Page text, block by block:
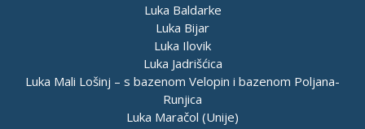
Luka Baldarke
Luka Bijar
Luka Ilovik
Luka Jadrišćica
Luka Mali Lošinj – s bazenom Velopin i bazenom Poljana-
Runjica
Luka Maračol (Unije)